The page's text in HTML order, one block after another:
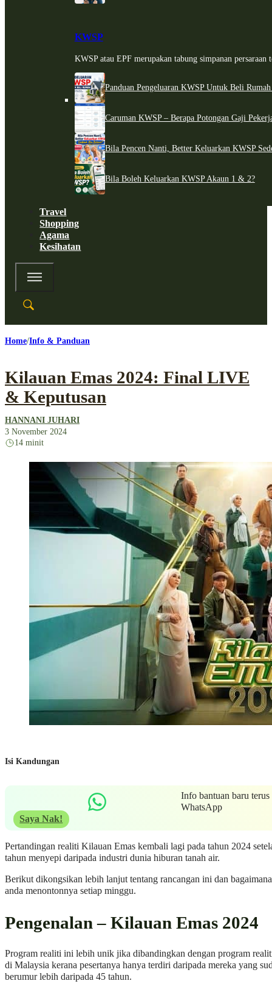
KWSP
KWSP atau EPF merupakan tabung simpanan persaraan
Panduan Pengeluaran KWSP Untuk Beli
Caruman KWSP – Berapa Potongan Gaji
Bila Pencen Nanti, Better Keluarkan KWSP
Bila Boleh Keluarkan KWSP Akaun 1 & 2?
Travel
Shopping
Agama
Kesihatan
Home Info & Panduan
Kilauan Emas 2024: Final LIVE
& Keputusan
HANNANI JUHARI
3 November 2024
14 minit
Isi Kandungan
Info bantuan baru terus
WhatsApp
Saya Nak!
Pertandingan realiti Kilauan Emas kembali lagi pada tahun 2024
tahun menyepi daripada industri dunia hiburan tanah air.
Berikut dikongsikan lebih lanjut tentang rancangan ini dan
anda menontonnya setiap minggu.
Pengenalan – Kilauan Emas 2024
Program realiti ini lebih unik jika dibandingkan dengan program
di Malaysia kerana pesertanya hanya terdiri daripada mereka yang
berumur lebih daripada 45 tahun.